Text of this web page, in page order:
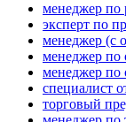
менеджер по
эксперт по
менеджер (с
менеджер по
менеджер по
специалист
торговый